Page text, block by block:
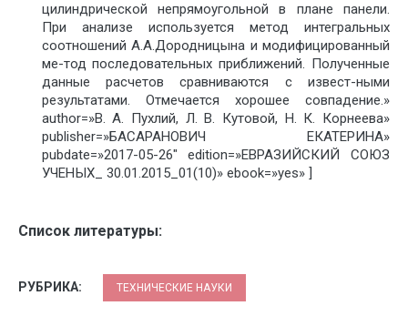
цилиндрической непрямоугольной в плане панели.
При анализе используется метод интегральных
соотношений А.А.Дородницына и модифицированный
ме-тод последовательных приближений. Полученные
данные расчетов сравниваются с извест-ными
результатами. Отмечается хорошее совпадение.»
author=»В. А. Пухлий, Л. В. Кутовой, Н. К. Корнеева»
publisher=»БАСАРАНОВИЧ ЕКАТЕРИНА»
pubdate=»2017-05-26″ edition=»ЕВРАЗИЙСКИЙ СОЮЗ
УЧЕНЫХ_ 30.01.2015_01(10)» ebook=»yes» ]
Список литературы:
РУБРИКА: ТЕХНИЧЕСКИЕ НАУКИ